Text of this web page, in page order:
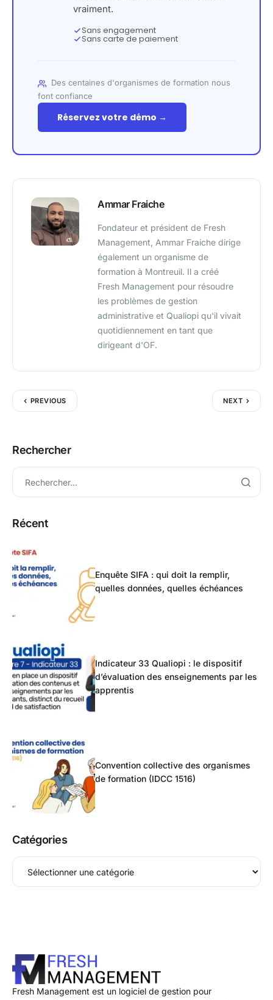
vraiment.
Sans engagement
Sans carte de paiement
Des centaines d'organismes de formation nous
font confiance
Réservez votre démo →
Ammar Fraiche
Fondateur et président de Fresh
Management, Ammar Fraiche dirige
également un organisme de
formation à Montreuil. Il a créé
Fresh Management pour résoudre
les problèmes de gestion
administrative et Qualiopi qu'il vivait
quotidiennement en tant que
dirigeant d'OF.
PREVIOUS NEXT
Rechercher
Récent
Enquête SIFA : qui doit la remplir,
quelles données, quelles échéances
Indicateur 33 Qualiopi : le dispositif
d’évaluation des enseignements par les
apprentis
Convention collective des organismes
de formation (IDCC 1516)
Catégories
Fresh Management est un logiciel de gestion pour